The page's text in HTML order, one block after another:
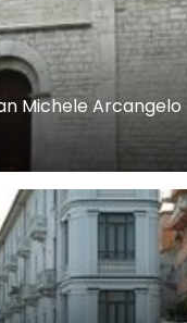
Michele Arcangelo